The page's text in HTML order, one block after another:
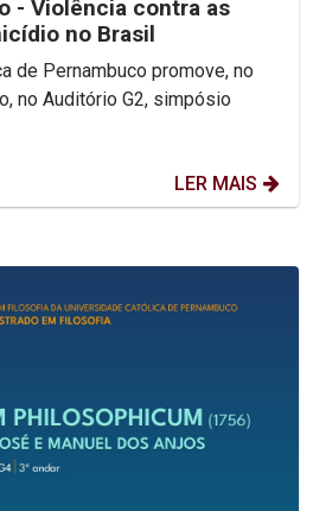
- Violência contra as
no Brasil
de Pernambuco promove, no
no Auditório G2, simpósio
LER MAIS